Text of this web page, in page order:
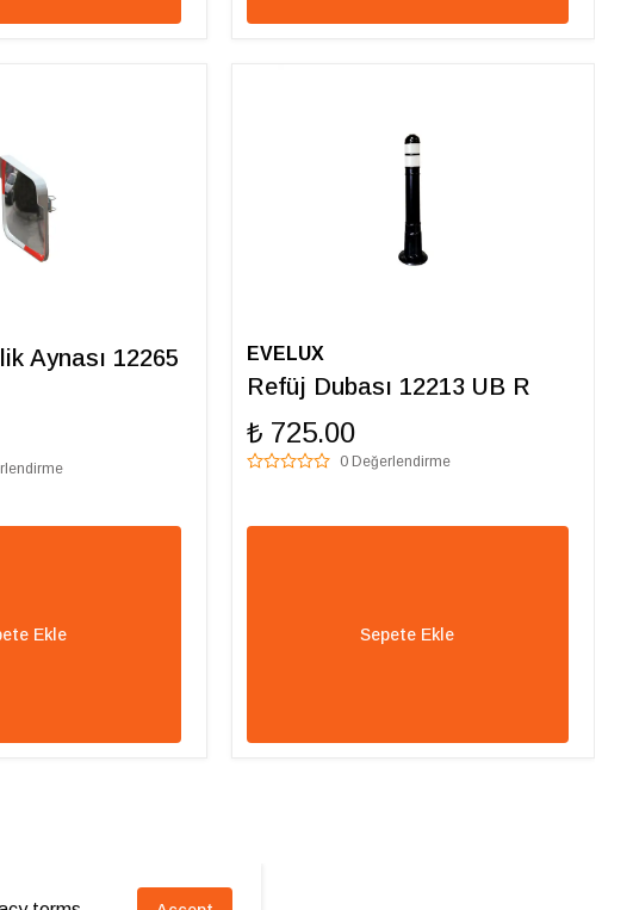
Aynası 12265
Ekle
EVELUX
Refüj Dubası 12213 UB R
₺ 725.00
0 Değerlendirme
Sepete Ekle